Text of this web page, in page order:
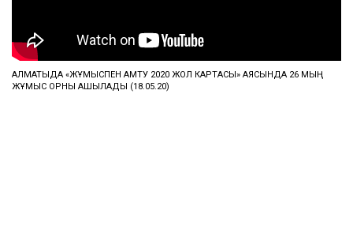
АЛМАТЫДА «ЖҰМЫСПЕН ҚАМТУ 2020 ЖОЛ КАРТАСЫ» АЯСЫНДА 26 МЫҢ
ЖҰМЫС ОРНЫ АШЫЛАДЫ (18.05.20)